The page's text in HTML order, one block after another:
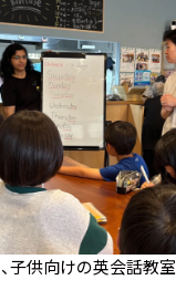
子供向けの英会話教室